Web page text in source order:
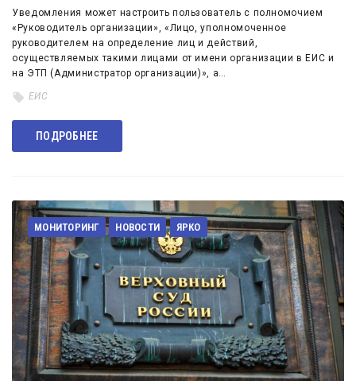
Уведомления может настроить пользователь с полномочием
«Руководитель организации», «Лицо, уполномоченное
руководителем на определение лиц и действий,
осуществляемых такими лицами от имени организации в ЕИС и
на ЭТП (Администратор организации)», а…
ЕИС
ПОДРОБНЕЕ
МОНИТОРИНГ НОВОСТИ ЯРКО